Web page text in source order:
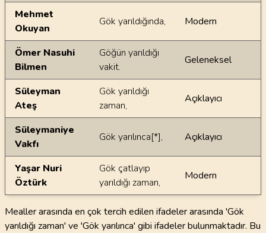
Mehmet
Okuyan
Gök yarıldığında, Modern
Ömer Nasuhi
Bilmen
Göğün yarıldığı
vakit.
Geleneksel
Süleyman
Ateş
Gök yarıldığı
zaman,
Açıklayıcı
Süleymaniye
Vakfı
Gök yarılınca[*], Açıklayıcı
Yaşar Nuri
Öztürk
Gök çatlayıp
yarıldığı zaman,
Modern
Mealler arasında en çok tercih edilen ifadeler arasında 'Gök
yarıldığı zaman' ve 'Gök yarılınca' gibi ifadeler bulunmaktadır. Bu